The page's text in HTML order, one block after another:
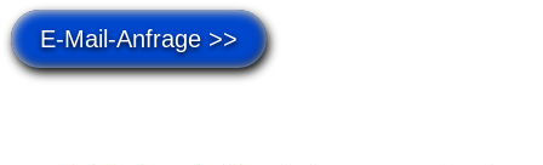
E-Mail-Anfrage >>